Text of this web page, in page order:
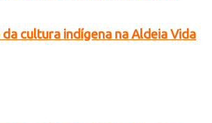
cultura indígena na Aldeia Vida